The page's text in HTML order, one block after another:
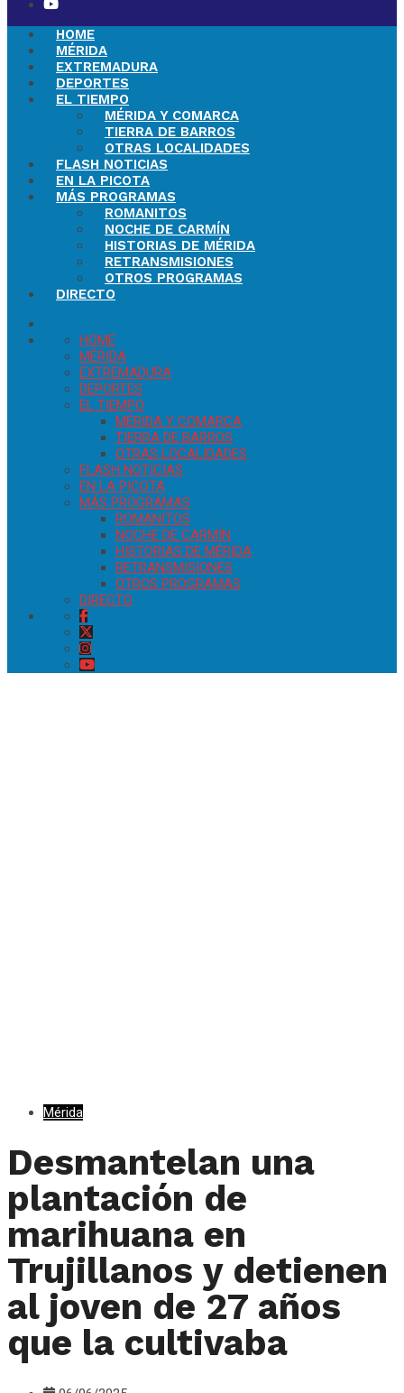
HOME
MÉRIDA
EXTREMADURA
DEPORTES
EL TIEMPO
MÉRIDA Y COMARCA
TIERRA DE BARROS
OTRAS LOCALIDADES
FLASH NOTICIAS
EN LA PICOTA
MÁS PROGRAMAS
ROMANITOS
NOCHE DE CARMÍN
HISTORIAS DE MÉRIDA
RETRANSMISIONES
OTROS PROGRAMAS
DIRECTO
HOME
MÉRIDA
EXTREMADURA
DEPORTES
EL TIEMPO
MÉRIDA Y COMARCA
TIERRA DE BARROS
OTRAS LOCALIDADES
FLASH NOTICIAS
EN LA PICOTA
MÁS PROGRAMAS
ROMANITOS
NOCHE DE CARMÍN
HISTORIAS DE MÉRIDA
RETRANSMISIONES
OTROS PROGRAMAS
DIRECTO
Mérida
Desmantelan una
plantación de
marihuana en
Trujillanos y detienen
al joven de 27 años
que la cultivaba